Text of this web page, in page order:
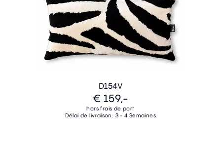
D154V
€ 159,-
hors frais de port
Délai de livraison: 3 - 4 Semaines